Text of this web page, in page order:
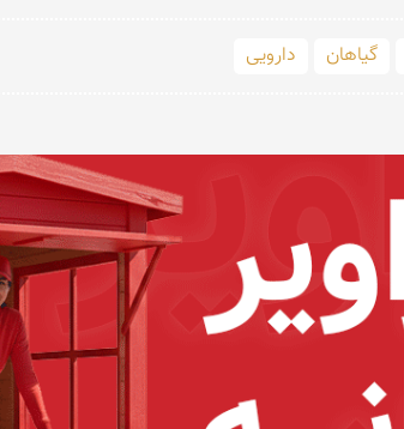
گیاهان دارویی